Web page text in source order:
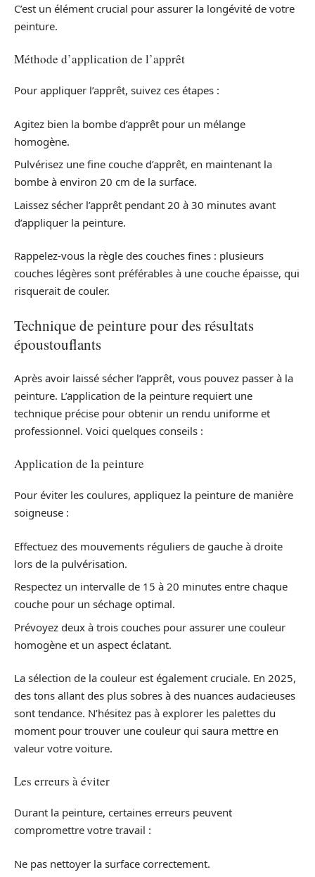
C’est un élément crucial pour assurer la longévité de votre
peinture.
Méthode d’application de l’apprêt
Pour appliquer l’apprêt, suivez ces étapes :
Agitez bien la bombe d’apprêt pour un mélange
homogène.
Pulvérisez une fine couche d’apprêt, en maintenant la
bombe à environ 20 cm de la surface.
Laissez sécher l’apprêt pendant 20 à 30 minutes avant
d’appliquer la peinture.
Rappelez-vous la règle des couches fines : plusieurs
couches légères sont préférables à une couche épaisse, qui
risquerait de couler.
Technique de peinture pour des résultats
époustouflants
Après avoir laissé sécher l’apprêt, vous pouvez passer à la
peinture. L’application de la peinture requiert une
technique précise pour obtenir un rendu uniforme et
professionnel. Voici quelques conseils :
Application de la peinture
Pour éviter les coulures, appliquez la peinture de manière
soigneuse :
Effectuez des mouvements réguliers de gauche à droite
lors de la pulvérisation.
Respectez un intervalle de 15 à 20 minutes entre chaque
couche pour un séchage optimal.
Prévoyez deux à trois couches pour assurer une couleur
homogène et un aspect éclatant.
La sélection de la couleur est également cruciale. En 2025,
des tons allant des plus sobres à des nuances audacieuses
sont tendance. N’hésitez pas à explorer les palettes du
moment pour trouver une couleur qui saura mettre en
valeur votre voiture.
Les erreurs à éviter
Durant la peinture, certaines erreurs peuvent
compromettre votre travail :
Ne pas nettoyer la surface correctement.